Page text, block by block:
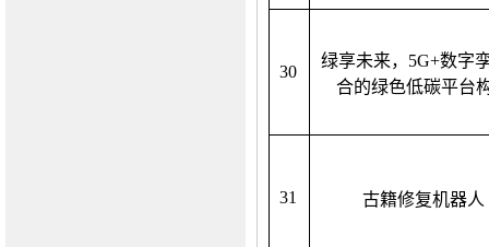
30
绿享未来， 5G+数字
合的绿色低碳平台
31 古籍修复机器人